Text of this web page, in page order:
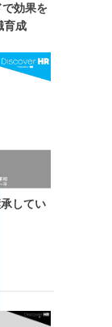
効果を
育成
してい